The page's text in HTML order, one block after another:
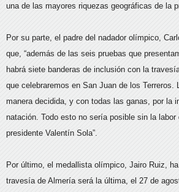
una de las mayores riquezas geográficas de la
Por su parte, el padre del nadador olímpico,
que, “además de las seis pruebas que
habrá siete banderas de inclusión con la
que celebraremos en San Juan de los Terreros.
manera decidida, y con todas las ganas, por la
natación. Todo esto no sería posible sin la
presidente Valentín Sola”.
Por último, el medallista olímpico, Jairo Ruiz, ha
travesía de Almería será la última, el 27 de